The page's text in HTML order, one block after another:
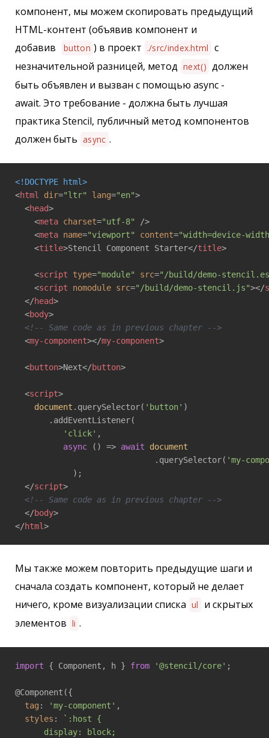
компонент, мы можем скопировать предыдущий
HTML-контент (объявив компонент и
добавив
button ) в проект ./src/index.html с
незначительной разницей, метод next() должен
быть объявлен и вызван с помощью async -
await. Это требование - должна быть лучшая
практика Stencil, публичный метод компонентов
должен быть async .
<!DOCTYPE html>
<html dir="ltr" lang="en">
<head>
<meta charset="utf-8"
/>
<meta name="viewport" content="width=device-
<title>Stencil Component Starter</title>
<script type="module" src="/build/demo-
<script nomodule src="/build/demo-stencil.js"></
</head>
<body>
<!-- Same code as in previous chapter -->
<my-component></my-component>
<button>Next</button>
<script>
document .querySelector( 'button' )
       .addEventListener(
'click' ,
async () => await
document
                             .querySelector(
'my-
            );
</script>
<!-- Same code as in previous chapter -->
</body>
</html>
Мы также можем повторить предыдущие шаги и
сначала создать компонент, который не делает
ничего, кроме визуализации списка ul
и скрытых
элементов li .
import { Component, h } from '@stencil/core' ;
@Component({
tag : 'my-component' ,
styles :
`:host {
      display: block;